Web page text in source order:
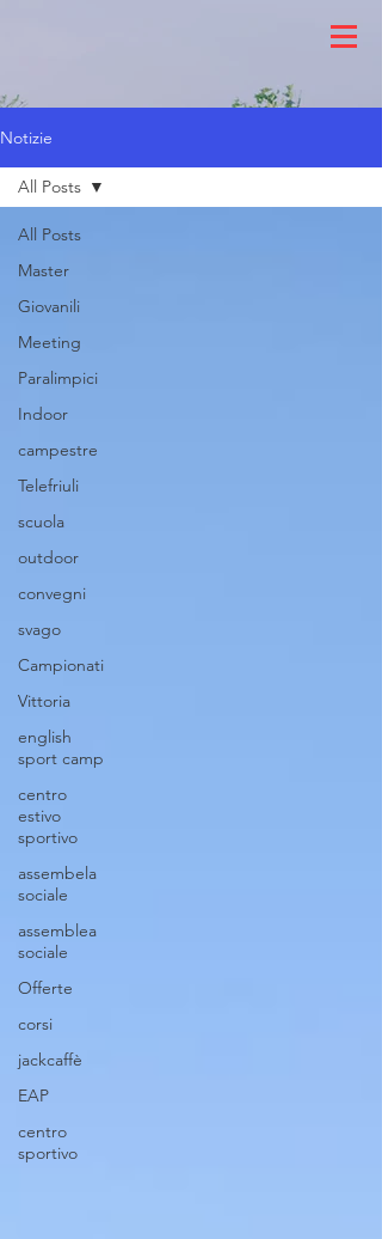
Notizie
All Posts
Master
Giovanili
Meeting
Paralimpici
Indoor
campestre
Telefriuli
scuola
outdoor
convegni
svago
Campionati
Vittoria
english
sport camp
centro
estivo
sportivo
assembela
sociale
assemblea
sociale
Offerte
corsi
jackcaffè
EAP
centro
sportivo
All Posts